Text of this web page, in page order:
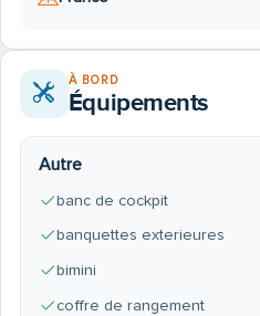
À BORD
Équipements
Autre
banc de cockpit
banquettes exterieures
bimini
coffre de rangement